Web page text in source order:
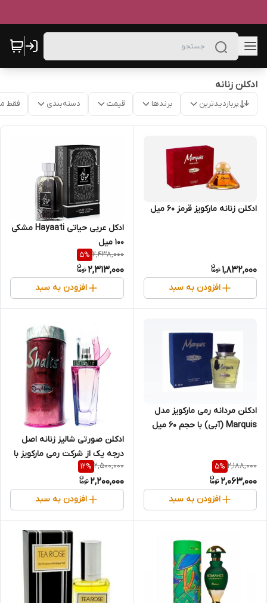
ادکلن زنانه
پربازدیدترین برندها قیمت دسته‌بندی فقط
ادکلن زنانه مارکویز قرمز 60 میل
1,832,000
افزودن به سبد
ادکل عربی حیاتی Hayaati مشکی
100 میل
2,438,000
5%
2,313,000
افزودن به سبد
ادکلن مردانه رمی مارکویز مدل
Marquis (آبی) با حجم 60 میل
2,188,000
5%
2,063,000
افزودن به سبد
ادکلن صورتی شالیز زنانه اصل
درجه یک از شرکت رمی مارکویز با
حجم 50 میل
2,500,000
12%
2,200,000
افزودن به سبد